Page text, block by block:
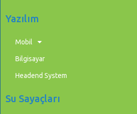
Yazılım
Mobil
Bilgisayar
Headend System
Su Sayaçları